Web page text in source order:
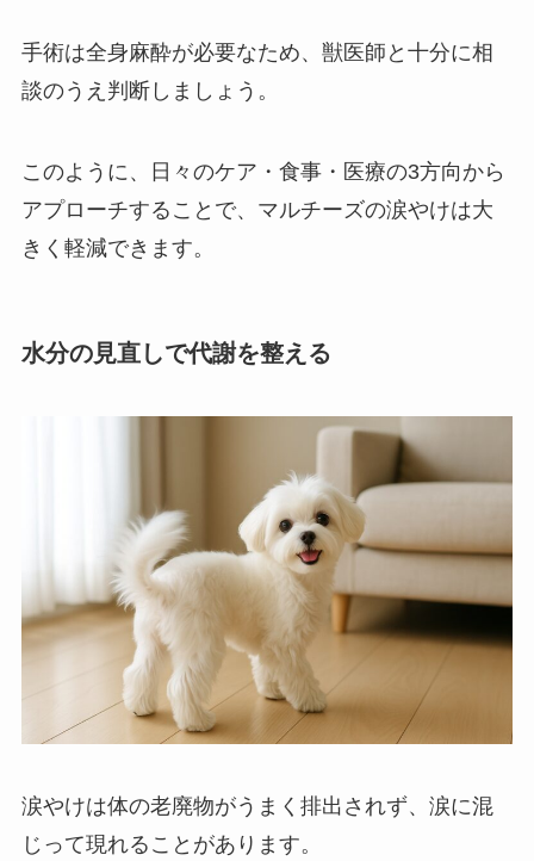
手術は全身麻酔が必要なため、獣医師と十分に相
談のうえ判断しましょう。
このように、日々のケア・食事・医療の3方向から
アプローチすることで、マルチーズの涙やけは大
きく軽減できます。
水分の見直しで代謝を整える
涙やけは体の老廃物がうまく排出されず、涙に混
じって現れることがあります。